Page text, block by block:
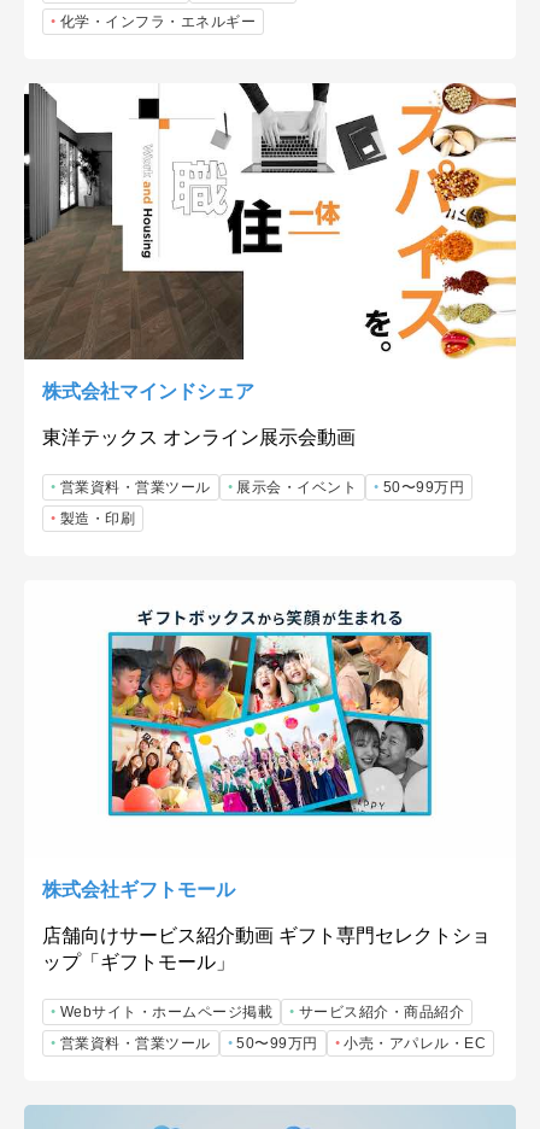
化学・インフラ・エネルギー
株式会社マインドシェア
東洋テックス オンライン展示会動画
営業資料・営業ツール 展示会・イベント
50〜99万円
製造・印刷
株式会社ギフトモール
店舗向けサービス紹介動画 ギフト専門セレクトショ
ップ「ギフトモール」
Webサイト・ホームページ掲載
サービス紹介・商品紹介
営業資料・営業ツール
50〜99万円 小売・アパレル・EC